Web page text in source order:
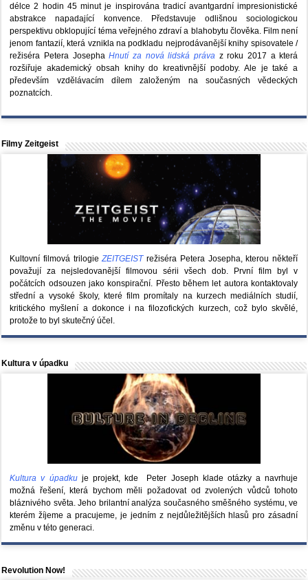
délce 2 hodin 45 minut je inspirována tradicí avantgardní impresionistické
abstrakce napadající konvence. Představuje odlišnou sociologickou
perspektivu obklopující téma veřejného zdraví a blahobytu člověka. Film není
jenom fantazií, která vznikla na podkladu nejprodávanější knihy spisovatele /
režiséra Petera JosephaHnutí za nová lidská právaz roku 2017 a která
rozšiřuje akademický obsah knihy do kreativnější podoby. Ale je také a
především vzdělávacím dílem založeným na současných vědeckých
poznatcích.
Filmy Zeitgeist
Kultovní filmová trilogieZEITGEISTrežiséra Petera Josepha, kterou někteří
považují za nejsledovanější filmovou sérii všech dob. První film byl v
počátcích odsouzen jako konspirační. Přesto během let autora kontaktovaly
střední a vysoké školy, které film promítaly na kurzech mediálních studií,
kritického myšlení a dokonce i na filozofických kurzech, což bylo skvělé,
protože to byl skutečný účel.
Kultura v úpadku
Kultura v úpadkuje projekt, kde Peter Joseph klade otázky a navrhuje
možná řešení, která bychom měli požadovat od zvolených vůdců tohoto
bláznivého světa. Jeho brilantní analýza současného směšného systému, ve
kterém žíjeme a pracujeme, je jedním z nejdůležitějších hlasů pro zásadní
změnu v této generaci.
Revolution Now!